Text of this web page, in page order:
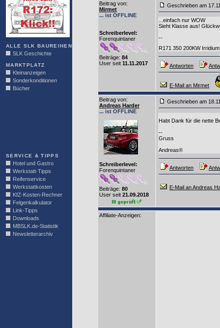
ALLE SLK BAUREIHEN
SLK Geschichte
MARKTPLATZ
Kleinanzeigen
Sonderkonditionen
Bücher
SERVICE & TIPPS
Hotel und Gastro
Werkstatt-Tipps
Reifenservice
Werkstattkosten
KfZ-Kosten-Rechner
Felgenkalkulator
Link-Tipps
Downloads
MBSLK.de-Statistik
Newsletterarchiv
Beitrag von:
Mirmet
... ist OFFLINE
Schreiberlevel:
Forenquintaner
Beiträge: 84
User seit 11.11.2017
Geschrieben am
...einfach nur WOW
Sieht Klasse aus!
--
R171 350 200KW
Antworten
E-Mail an Mirmet
Beitrag von:
Andreas Harder
... ist OFFLINE
Schreiberlevel:
Forenquintaner
Beiträge: 80
User seit 21.09.2018
Geschrieben am
Habt Dank für die nette
--
Gruss
Andreas®
Antworten
E-Mail an Andreas
Affiliate-Anzeigen: